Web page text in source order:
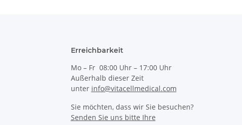
Erreichbarkeit
Mo – Fr 08:00 Uhr – 17:00 Uhr
Außerhalb dieser Zeit
unter info@vitacellmedical.com
Sie möchten, dass wir Sie besuchen?
Senden Sie uns bitte Ihre